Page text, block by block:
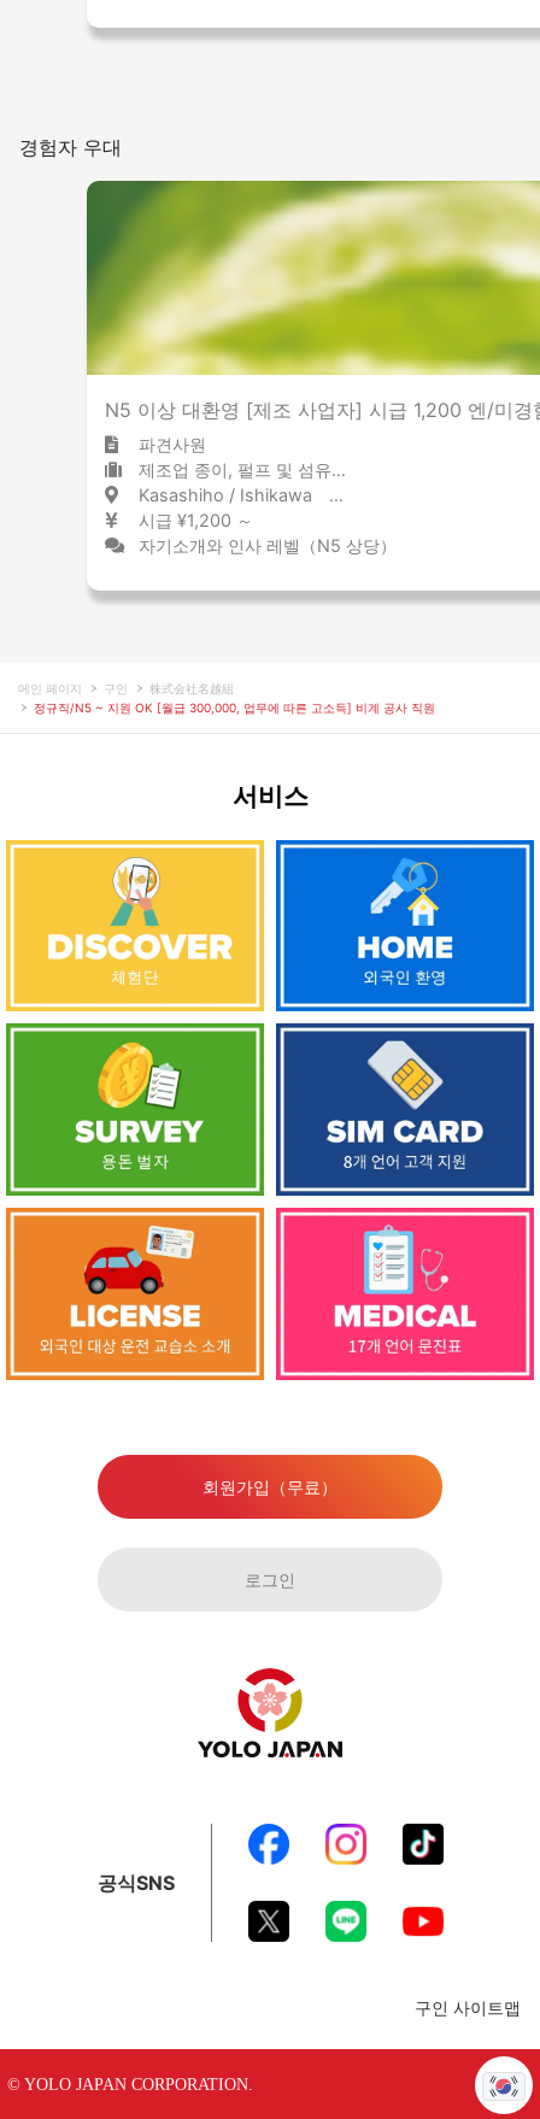
경험자 우대
N5 이상 대환영 [제조 사업자] 시급 1,200 엔/미경
파견사원
제조업 종이, 펄프 및 섬유 제품
Kasashiho / Ishikawa 笠師保 / 石川県
시급 ¥1,200 ～
자기소개와 인사 레벨（N5 상당）
메인 페이지 구인
株式会社名越組
정규직/N5 ~ 지원 OK [월급 300,000, 업무에 따른 고소득] 비계 공사 직원
서비스
회원가입（무료）
로그인
공식SNS
구인 사이트맵
© YOLO JAPAN CORPORATION.